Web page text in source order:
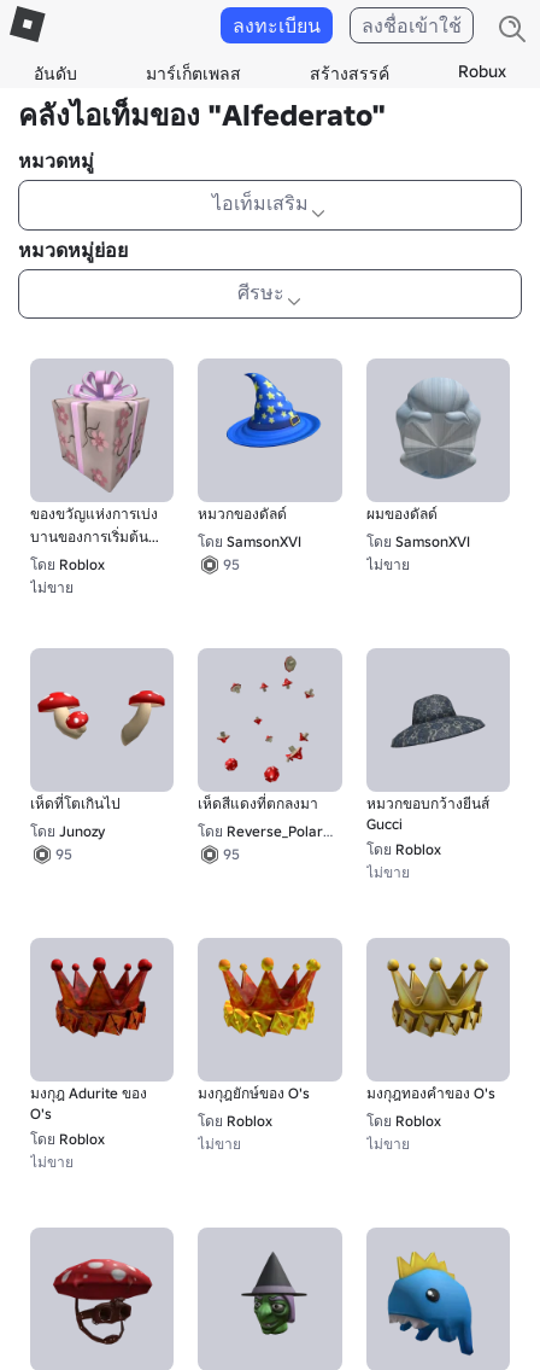
อันดับ มาร์เก็ตเพลส สร้างสรรค์ Robux
ลงทะเบียน ลงชื่อเข้าใช้
คลังไอเท็มของ "Alfederato"
หมวดหมู่
ไอเท็มเสริม
หมวดหมู่ย่อย
ศีรษะ
ของขวัญแห่งการเบ่ง
บานของการเริ่มต้น
ใหม่
โดย Roblox
ไม่ขาย
หมวกของดัลด์
โดย SamsonXVI
95
ผมของดัลด์
โดย SamsonXVI
ไม่ขาย
เห็ดที่โตเกินไป
โดย Junozy
95
เห็ดสีแดงที่ตกลงมา
โดย Reverse_Polarity
95
หมวกขอบกว้างยีนส์
Gucci
โดย Roblox
ไม่ขาย
มงกุฎ Adurite ของ
O's
โดย Roblox
ไม่ขาย
มงกุฎยักษ์ของ O's
โดย Roblox
ไม่ขาย
มงกุฎทองคําของ O's
โดย Roblox
ไม่ขาย